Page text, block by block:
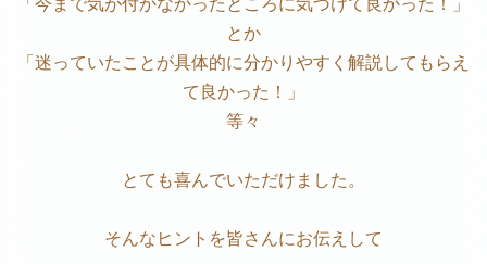
「今まで気が付かなかったところに気づけて良かった！」
とか
「迷っていたことが具体的に分かりやすく解説してもらえ
て良かった！」
等々
とても喜んでいただけました。
そんなヒントを皆さんにお伝えして